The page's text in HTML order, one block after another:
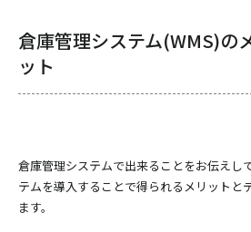
倉庫管理システム(WMS)の
ット
倉庫管理システムで出来ることをお伝えし
テムを導入することで得られるメリットと
ます。